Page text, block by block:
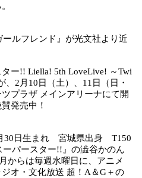
ールフレンド』が光文社より近
ー!! Liella! 5th LoveLive! ～Twi
、2月10日（土）、11日（日・
プラザ メインアリーナにて開
発売中！
30日生まれ 宮城県出身 T150
パースター!!』の澁谷かのん
からは毎週水曜日に、アニメ
オ・文化放送 超！A＆G＋の